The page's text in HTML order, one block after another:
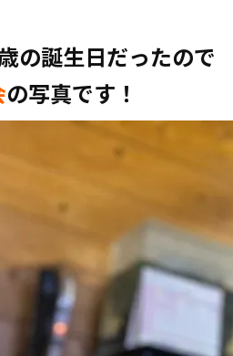
の誕生日だったので
の写真です！